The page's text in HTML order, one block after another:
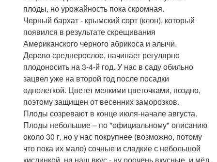
плоды, но урожайность пока скромная.
Черный бархат - крымский сорт (клон), который
появился в результате скрещивания
Американского черного абрикоса и алычи.
Дерево среднерослое, начинает регулярно
плодоносить на 3-4-й год. У нас в саду обильно
зацвел уже на второй год после посадки
однолеткой. Цветет мелкими цветочками, поздно,
поэтому защищен от весенних заморозков.
Плоды созревают в конце июля-начале августа.
Плоды небольшие – по "официальному" описанию
около 30 г, но у нас покрупнее (возможно, потому
что пока их мало) сочные и сладкие с небольшой